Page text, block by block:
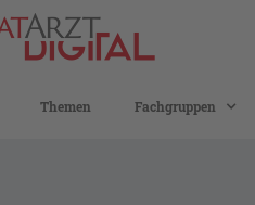
Themen Fachgruppen